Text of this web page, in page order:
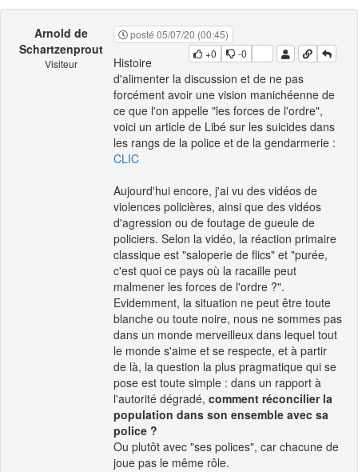
Arnold de
Schartzenprout
Visiteur
posté 05/07/20 (00:45)
+0
-0
Histoire
d'alimenter la discussion et de ne pas
forcément avoir une vision manichéenne de
ce que l'on appelle "les forces de l'ordre",
voici un article de Libé sur les suicides dans
les rangs de la police et de la gendarmerie :
CLIC
Aujourd'hui encore, j'ai vu des vidéos de
violences policières, ainsi que des vidéos
d'agression ou de foutage de gueule de
policiers. Selon la vidéo, la réaction primaire
classique est "saloperie de flics" et "purée,
c'est quoi ce pays où la racaille peut
malmener les forces de l'ordre ?".
Evidemment, la situation ne peut être toute
blanche ou toute noire, nous ne sommes pas
dans un monde merveilleux dans lequel tout
le monde s'aime et se respecte, et à partir
de là, la question la plus pragmatique qui se
pose est toute simple : dans un rapport à
l'autorité dégradé, comment réconcilier la
population dans son ensemble avec sa
police ?
Ou plutôt avec "ses polices", car chacune de
joue pas le même rôle.